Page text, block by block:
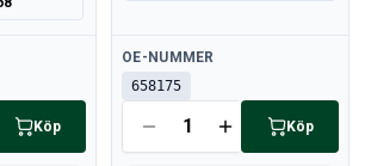
Köp
Tillgänglig
OE-NUMMER
658175
Köp